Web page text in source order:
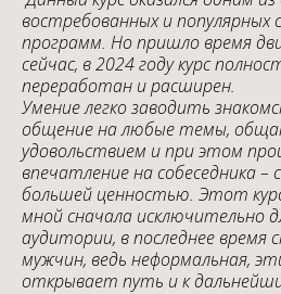
востребованных и
программ. Но пришло время
сейчас, в 2024 году курс
переработан и расширен.
Умение легко заводить
общение на любые темы,
удовольствием и при этом
впечатление на собеседника –
большей ценностью. Этот
мной сначала исключительно
аудитории, в последнее время
мужчин, ведь неформальная,
открывает путь и к